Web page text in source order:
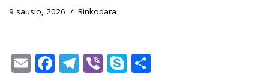
9 sausio, 2026 Rinkodara
E F T Vi S